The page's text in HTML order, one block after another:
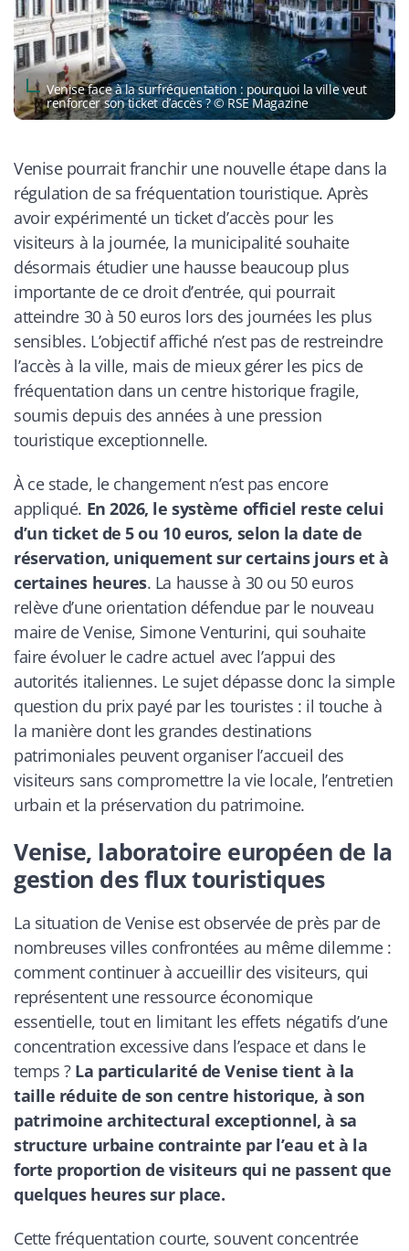
Venise face à la surfréquentation : pourquoi la ville veut
renforcer son ticket d’accès ? © RSE Magazine
Venise pourrait franchir une nouvelle étape dans la
régulation de sa fréquentation touristique. Après
avoir expérimenté un ticket d’accès pour les
visiteurs à la journée, la municipalité souhaite
désormais étudier une hausse beaucoup plus
importante de ce droit d’entrée, qui pourrait
atteindre 30 à 50 euros lors des journées les plus
sensibles. L’objectif affiché n’est pas de restreindre
l’accès à la ville, mais de mieux gérer les pics de
fréquentation dans un centre historique fragile,
soumis depuis des années à une pression
touristique exceptionnelle.
À ce stade, le changement n’est pas encore
appliqué. En 2026, le système officiel reste celui
d’un ticket de 5 ou 10 euros, selon la date de
réservation, uniquement sur certains jours et à
certaines heures. La hausse à 30 ou 50 euros
relève d’une orientation défendue par le nouveau
maire de Venise, Simone Venturini, qui souhaite
faire évoluer le cadre actuel avec l’appui des
autorités italiennes. Le sujet dépasse donc la simple
question du prix payé par les touristes : il touche à
la manière dont les grandes destinations
patrimoniales peuvent organiser l’accueil des
visiteurs sans compromettre la vie locale, l’entretien
urbain et la préservation du patrimoine.
Venise, laboratoire européen de la
gestion des flux touristiques
La situation de Venise est observée de près par de
nombreuses villes confrontées au même dilemme :
comment continuer à accueillir des visiteurs, qui
représentent une ressource économique
essentielle, tout en limitant les effets négatifs d’une
concentration excessive dans l’espace et dans le
temps ? La particularité de Venise tient à la
taille réduite de son centre historique, à son
patrimoine architectural exceptionnel, à sa
structure urbaine contrainte par l’eau et à la
forte proportion de visiteurs qui ne passent que
quelques heures sur place.
Cette fréquentation courte, souvent concentrée